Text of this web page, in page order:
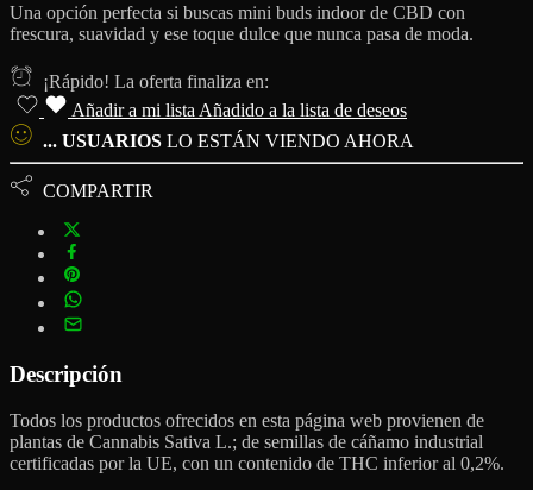
Una opción perfecta si buscas mini buds indoor de CBD con
frescura, suavidad y ese toque dulce que nunca pasa de moda.
¡Rápido! La oferta finaliza en:
Añadir a mi lista Añadido a la lista de deseos
... USUARIOS LO ESTÁN VIENDO AHORA
COMPARTIR
Descripción
Todos los productos ofrecidos en esta página web provienen de
plantas de Cannabis Sativa L.; de semillas de cáñamo industrial
certificadas por la UE, con un contenido de THC inferior al 0,2%.